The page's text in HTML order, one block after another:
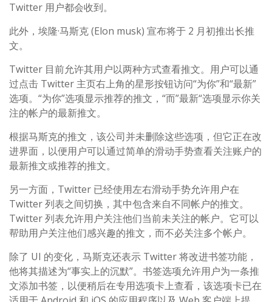
Twitter 用户都会收到。
此外，埃隆·马斯克 (Elon musk) 宣布将于 2 月初推出长推
文。
Twitter 目前允许其用户以两种方式查看推文。用户可以通
过点击 Twitter 主页右上角的星形按钮访问“为你”和“最新”
选项。“为你”选项显示推荐的推文，“而”最新“选项显示你关
注的帐户的最新推文。
根据马斯克的推文，该公司并未删除这些选项，但它正在改
进界面，以便用户可以通过简单的滑动手势查看关注账户的
最新推文或推荐的推文。
另一方面，Twitter 已经使用左右滑动手势允许用户在
Twitter 列表之间切换，其中包含来自不同帐户的推文。
Twitter 列表允许用户关注他们当前未关注的帐户。它可以
帮助用户关注他们感兴趣的推文，而不必关注多个帐户。
除了 UI 的变化，马斯克还表示 Twitter 将改进书签功能，
他将其描述为“事实上的沉默”。书签选项允许用户为一条推
文添加书签，以便稍后在专用选项卡上查看，该选项卡已在